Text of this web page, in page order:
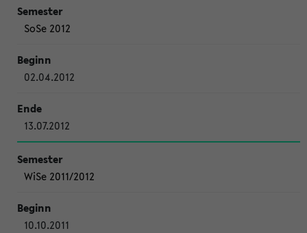
SoSe 2012
02.04.2012
13.07.2012
WiSe 2011/2012
10.10.2011